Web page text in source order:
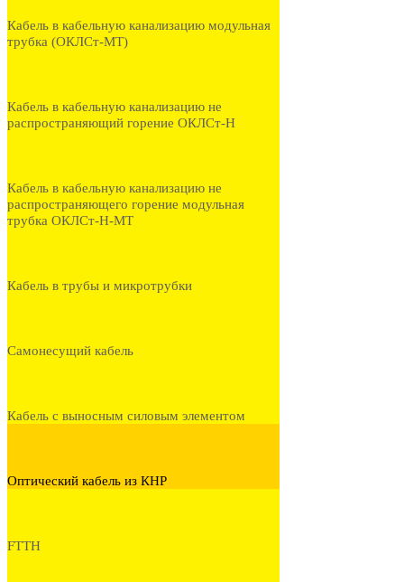
Кабель в кабельную канализацию модульная
трубка (ОКЛСт-МТ)
Кабель в кабельную канализацию не
распространяющий горение ОКЛСт-Н
Кабель в кабельную канализацию не
распространяющего горение модульная
трубка ОКЛСт-Н-МТ
Кабель в трубы и микротрубки
Самонесущий кабель
Кабель с выносным силовым элементом
Оптический кабель из КНР
FTTH